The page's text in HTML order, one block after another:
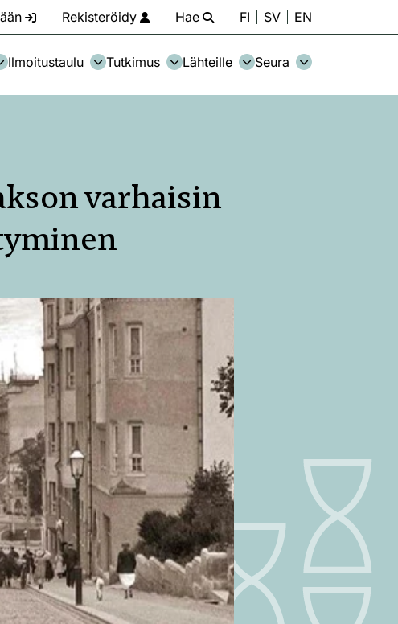
Rekisteröidy Hae FI SV EN
Ilmoitustaulu Tutkimus Lähteille Seura
varhaisin